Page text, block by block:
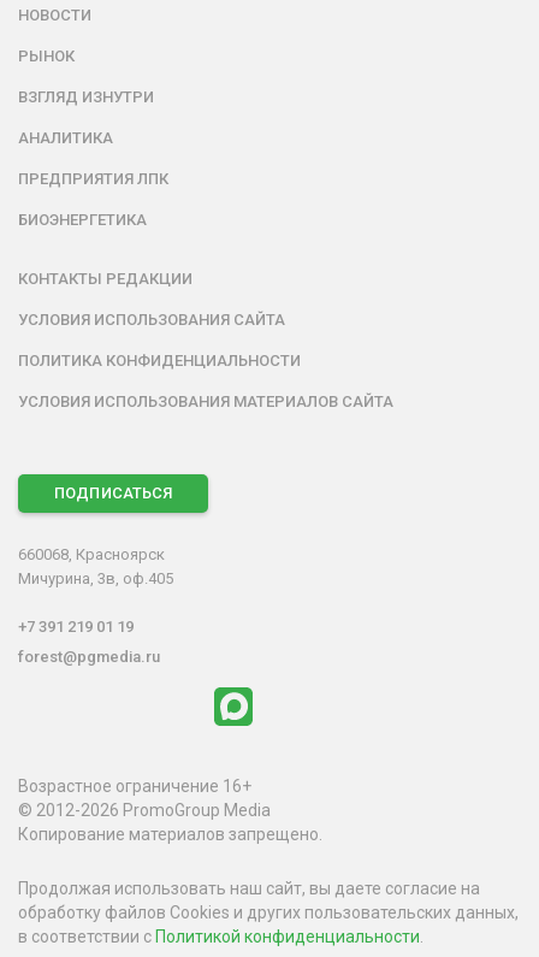
НОВОСТИ
РЫНОК
ВЗГЛЯД ИЗНУТРИ
АНАЛИТИКА
ПРЕДПРИЯТИЯ ЛПК
БИОЭНЕРГЕТИКА
КОНТАКТЫ РЕДАКЦИИ
УСЛОВИЯ ИСПОЛЬЗОВАНИЯ САЙТА
ПОЛИТИКА КОНФИДЕНЦИАЛЬНОСТИ
УСЛОВИЯ ИСПОЛЬЗОВАНИЯ МАТЕРИАЛОВ САЙТА
ПОДПИСАТЬСЯ
660068, Красноярск
Мичурина, 3в, оф.405
+7 391 219 01 19
forest@pgmedia.ru
Возрастное ограничение 16+
© 2012-2026 PromoGroup Media
Копирование материалов запрещено.
Продолжая использовать наш сайт, вы даете согласие на
обработку файлов Cookies и других пользовательских данных,
в соответствии с Политикой конфиденциальности